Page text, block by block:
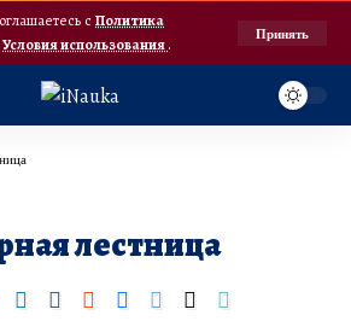
с Политика
Условия использования.
Принять
лестница